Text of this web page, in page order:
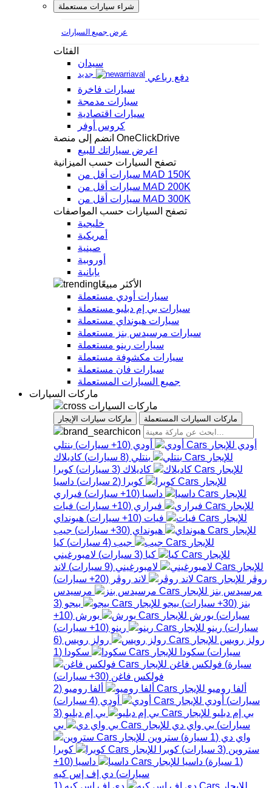
شراء سيارات مستعملة
عرض جميع السيارات
الفئات
سيدان
دفع رباعي
جديد
سيارات فاخرة
سيارات مدمجة
سيارات اقتصادية
كروس أوفر
انضم إلى منصة OneClickDrive
اعرض سياراتك للبيع
تصفح السيارات حسب الميزانية
سيارات أقل من MAD 150K
سيارات أقل من MAD 200K
سيارات أقل من MAD 300K
تصفح السيارات حسب المواصفات
خليجية
أمريكية
صينية
أوروبية
يابانية
الأكثر مبيعًا
سيارات أودي مستعملة
سيارات بي إم دبليو مستعملة
سيارات هيونداي مستعملة
سيارات مرسيدس بنز مستعملة
سيارات رينو مستعملة
سيارات مكشوفة مستعملة
سيارات فان مستعملة
جميع السيارات المستعملة
ماركات السيارات
ماركات السيارات
ماركات سيارات الإيجار ماركات السيارات المستعملة
أودي أودي (
10+ سيارات) بنتلي
بنتلي (
8 سيارات) كاديلاك
كاديلاك (
3 سيارات) كوبرا
كوبرا (
2 سيارات) داسيا
داسيا (
10+ سيارات) فيراري
فيراري (
10+ سيارات) فيات
فيات (
10+ سيارات) هيونداي
هيونداي (
30+ سيارات) جيب
جيب (
4 سيارات) كيا
كيا (
3 سيارات) لامبورغيني
لامبورغيني (
9 سيارات) لاند
روڤر
لاند روڤر (
20+ سيارات)
مرسيدس بنز
مرسيدس
بنز (
30+ سيارات) بيجو بيجو (
3
سيارات) بورش بورش (
10+
سيارات) رينو رينو (
10+ سيارات)
رولز رويس
رولز رويس (
6
سيارات) سكودا سكودا (
1
سيارة) فولكس فاغن
فولكس فاغن (
30+ سيارات)
ألفا روميو
ألفا روميو (
2
سيارات) أودي أودي (
4 سيارات)
بي إم دبليو
بي إم دبليو (
3
سيارات) بي واي دي
بي
واي دي (
1 سيارة) ستروين
ستروين (
3 سيارات) كوبرا
كوبرا
(
1 سيارة) داسيا داسيا (
10+
سيارات) دي إف إس كيه